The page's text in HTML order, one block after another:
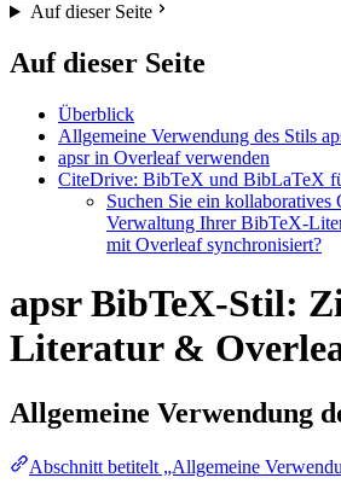
Auf dieser Seite
Auf dieser Seite
Überblick
Allgemeine Verwendung des Stils
apsr in Overleaf verwenden
CiteDrive: BibTeX und BibLaTeX
Suchen Sie ein kollaboratives
Verwaltung Ihrer BibTeX-
mit Overleaf synchronisiert?
apsr BibTeX-Stil:
Literatur &
Allgemeine Verwendung
Abschnitt betitelt „Allgemeine